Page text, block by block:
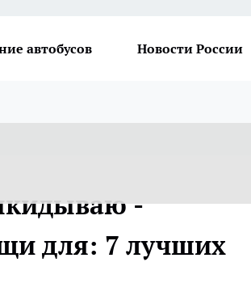
автобусов Новости России
-
для: 7 лучших